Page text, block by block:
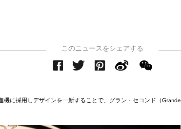
このニュースをシェアする
に採用しデザインを一新することで、グラン・セコンド（Grande